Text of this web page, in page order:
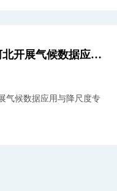
城市院科研人员赴河北开展气候数据应用与降尺度专题授课
气候数据应用与降尺度专